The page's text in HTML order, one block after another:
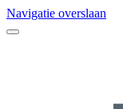
Navigatie overslaan